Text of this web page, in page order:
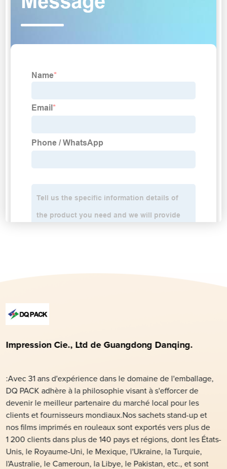
Impression Cie., Ltd de Guangdong Danqing.
:Avec 31 ans d'expérience dans le domaine de l'emballage,
DQ PACK adhère à la philosophie visant à s'efforcer de
devenir le meilleur partenaire du marché local pour les
clients et fournisseurs mondiaux.Nos sachets stand-up et
nos films imprimés en rouleaux sont exportés vers plus de
1 200 clients dans plus de 140 pays et régions, dont les États-
Unis, le Royaume-Uni, le Mexique, l'Ukraine, la Turquie,
l'Australie, le Cameroun, la Libye, le Pakistan, etc., et sont